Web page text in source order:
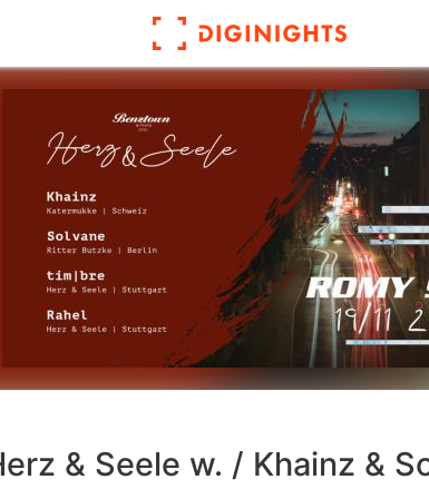
& Seele w. / Khainz &